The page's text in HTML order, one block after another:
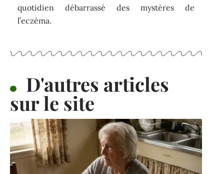
quotidien débarrassé des mystères de
l’eczéma.
D'autres articles
sur le site